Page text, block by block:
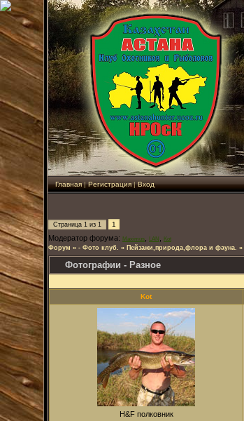
Главная|Регистрация|Вход
Страница 1 из 1 1
Модератор форума: Maximus LAN Kot
Форум » - Фото клуб. » Пейзажи,природа,флора и фауна. »
Фотографии - Разное
Kot
H&F полковник